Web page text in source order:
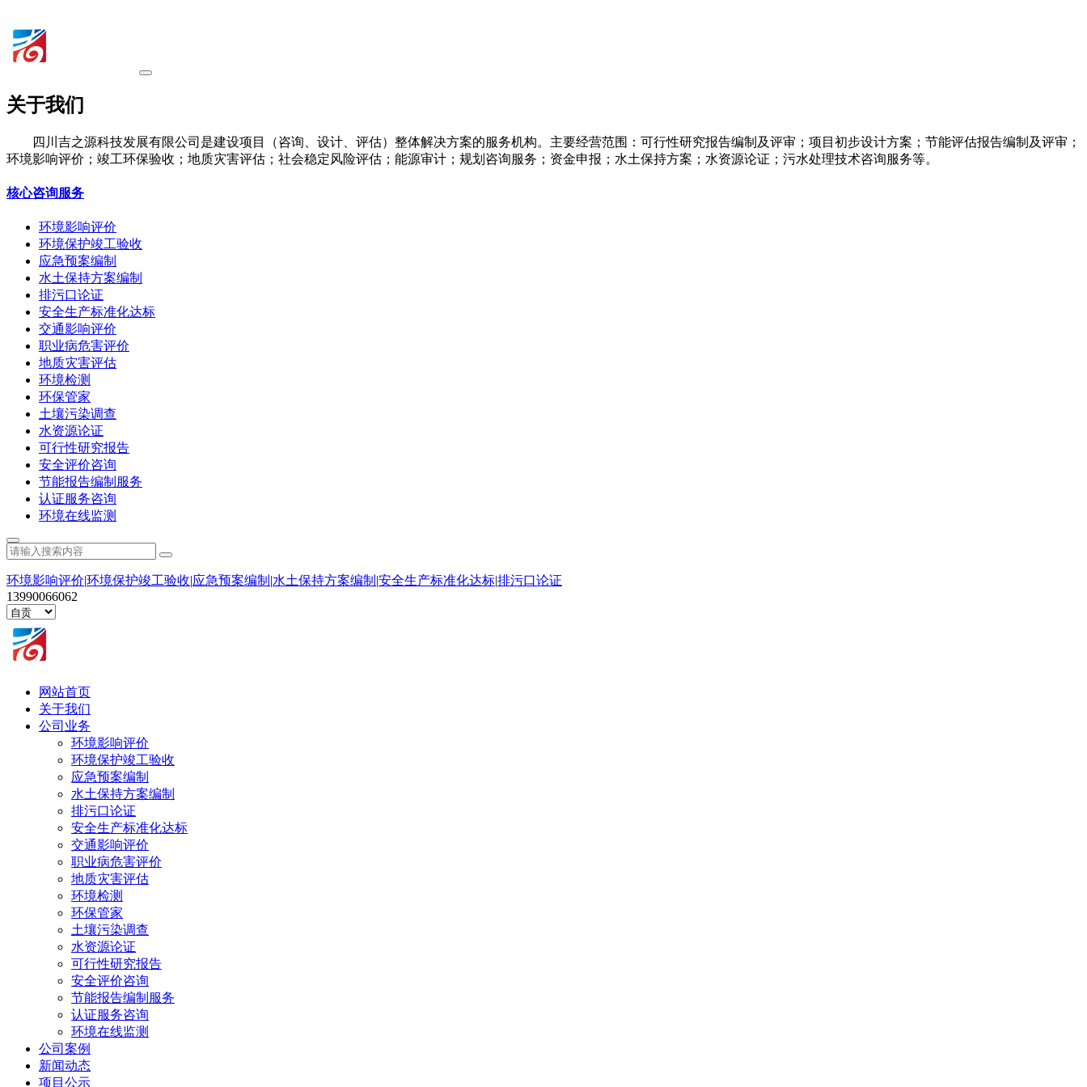
关于我们
四川吉之源科技发展有限公司是建设项目（咨询、设计、评估）整体解决方案的服务机构。主要经营范围：可行性研究报告编制及评审；项目初步设计方案；节能评估报告编制及评审；
环境影响评价；竣工环保验收；地质灾害评估；社会稳定风险评估；能源审计；规划咨询服务；资金申报；水土保持方案；水资源论证；污水处理技术咨询服务等。
核心咨询服务
环境影响评价
环境保护竣工验收
应急预案编制
水土保持方案编制
排污口论证
安全生产标准化达标
交通影响评价
职业病危害评价
地质灾害评估
环境检测
环保管家
土壤污染调查
水资源论证
可行性研究报告
安全评价咨询
节能报告编制服务
认证服务咨询
环境在线监测
环境影响评价|环境保护竣工验收|应急预案编制 |水土保持方案编制 |安全生产标准化达标|排污口论证
13990066062
网站首页
关于我们
公司业务
环境影响评价
环境保护竣工验收
应急预案编制
水土保持方案编制
排污口论证
安全生产标准化达标
交通影响评价
职业病危害评价
地质灾害评估
环境检测
环保管家
土壤污染调查
水资源论证
可行性研究报告
安全评价咨询
节能报告编制服务
认证服务咨询
环境在线监测
公司案例
新闻动态
项目公示